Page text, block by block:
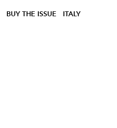
BUY THE ISSUE ITALY